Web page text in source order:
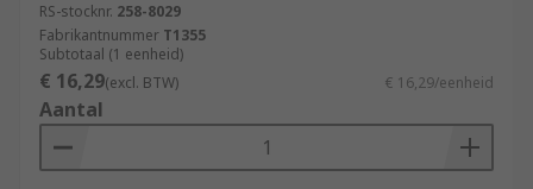
RS-stocknr. 258-8029
Fabrikantnummer T1355
Subtotaal (1 eenheid)
€ 16,29(excl. BTW) € 16,29/eenheid
Aantal